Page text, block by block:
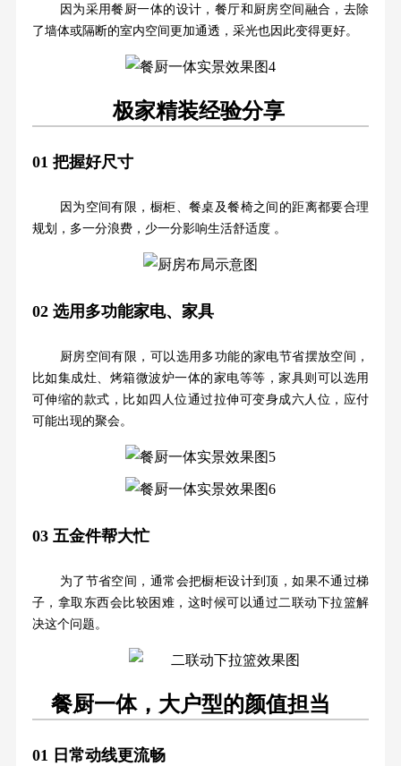
因为采用餐厨一体的设计，餐厅和厨房空间融合，去除
了墙体或隔断的室内空间更加通透，采光也因此变得更好。
极家精装经验分享
01 把握好尺寸
因为空间有限，橱柜、餐桌及餐椅之间的距离都要合理
规划，多一分浪费，少一分影响生活舒适度 。
02 选用多功能家电、家具
厨房空间有限，可以选用多功能的家电节省摆放空间，
比如集成灶、烤箱微波炉一体的家电等等，家具则可以选用
可伸缩的款式，比如四人位通过拉伸可变身成六人位，应付
可能出现的聚会。
03 五金件帮大忙
为了节省空间，通常会把橱柜设计到顶，如果不通过梯
子，拿取东西会比较困难，这时候可以通过二联动下拉篮解
决这个问题。
餐厨一体，大户型的颜值担当
01 日常动线更流畅